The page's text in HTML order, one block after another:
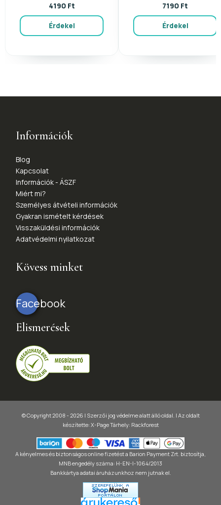
4190 Ft
Érdekel
7190 Ft
Érdekel
Információk
Blog
Kapcsolat
Információk - ÁSZF
Miért mi?
Személyes átvételi információk
Gyakran ismételt kérdések
Visszaküldési információk
Adatvédelmi nyilatkozat
Kövess minket
Facebook
Elismerések
© Copyright 2008 - 2026 | Szerzői jog védelme alatt álló oldal. | Az oldalt
készítette: X-PageTárhely: Rackforest
A kényelmes és biztonságos online fizetést a Barion Payment Zrt. biztosítja,
MNB engedély száma: H-EN-I-1064/2013
Bankkártya adatai áruházunkhoz nem jutnak el.